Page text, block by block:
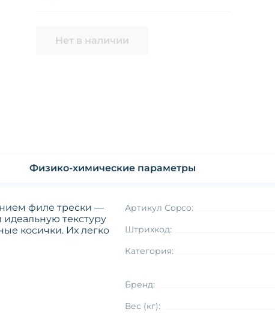
Нет в наличии
Физико-химические параметры
филе трески —
текстуру
косички. Их легко
Артикул Copco:
Штрихкод:
Категория:
Бренд:
Вес (кг):